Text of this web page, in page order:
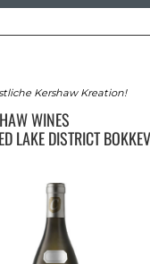
Kershaw Kreation!
WINES
LAKE DISTRICT